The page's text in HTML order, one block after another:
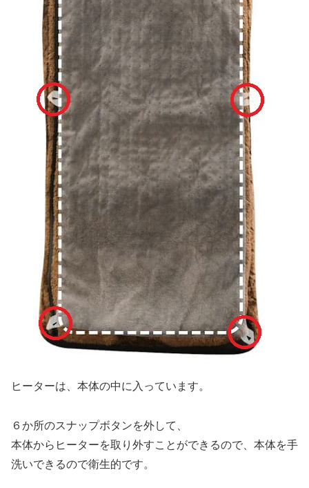
ヒーターは、本体の中に入っています。
６か所のスナップボタンを外して、
本体からヒーターを取り外すことができるので、本体を手
洗いできるので衛生的です。